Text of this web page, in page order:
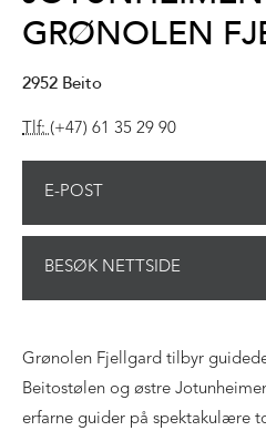
GRØNOLEN
2952 Beito
Tlf:(+47) 61 35 29 90
E-POST
BESØK NETTSIDE
Grønolen Fjellgard tilbyr
Beitostølen og østre
erfarne guider på spektakulære